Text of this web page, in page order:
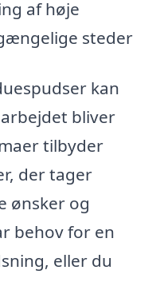
af høje
steder
kan
bliver
tilbyder
der tager
ønsker og
behov for en
eller du